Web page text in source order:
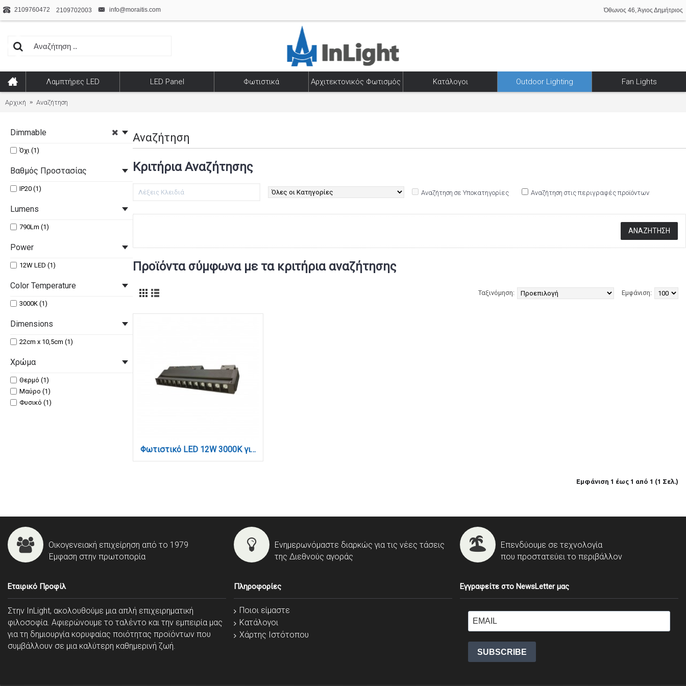
2109760472 2109702003 info@moraitis.com Όθωνος 46, Άγιος Δημήτριος
Λαμπτήρες LED LED Panel Φωτιστικά Αρχιτεκτονικός Φωτισμός Κατάλογοι Outdoor Lighting Fan Lights
Αρχική Αναζήτηση
Dimmable
Όχι (1)
Βαθμός Προστασίας
IP20 (1)
Lumens
790Lm (1)
Power
12W LED (1)
Color Temperature
3000K (1)
Dimensions
22cm x 10,5cm (1)
Χρώμα
Θερμό (1)
Μαύρο (1)
Φυσικό (1)
Αναζήτηση
Κριτήρια Αναζήτησης
Αναζήτηση σε Υποκατηγορίες Αναζήτηση στις περιγραφές προϊόντων
Προϊόντα σύμφωνα με τα κριτήρια αναζήτησης
Εμφάνιση:
Ταξινόμηση:
Φωτιστικό LED 12W 3000K για μαγνητική ράγα σε μαύρη απόχρωση D:22cmX10,5cm (T01601-BL)
Εμφάνιση 1 έως 1 από 1 (1 Σελ.)
Οικογενειακή επιχείρηση από το 1979
Έμφαση στην πρωτοπορία
Ενημερωνόμαστε διαρκώς για τις νέες τάσεις
της Διεθνούς αγοράς
Επενδύουμε σε τεχνολογία
που προστατεύει το περιβάλλον
Εταιρικό Προφίλ
Στην InLight, ακολουθούμε μια απλή επιχειρηματική
φιλοσοφία. Αφιερώνουμε το ταλέντο και την εμπειρία μας
για τη δημιουργία κορυφαίας ποιότητας προϊόντων που
συμβάλλουν σε μια καλύτερη καθημερινή ζωή.
Πληροφορίες
Ποιοι είμαστε
Κατάλογοι
Χάρτης Ιστότοπου
Εγγραφείτε στο NewsLetter μας
SUBSCRIBE